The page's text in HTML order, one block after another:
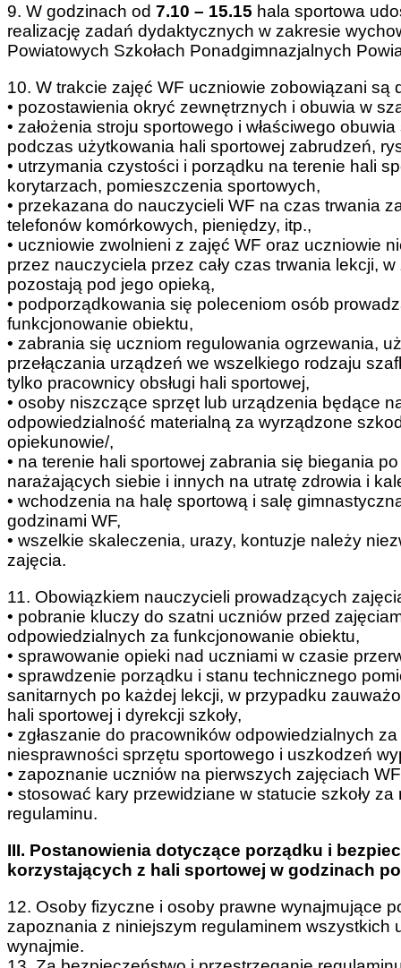
9. W godzinach od 7.10 – 15.15 hala sportowa
realizację zadań dydaktycznych w zakresie
Powiatowych Szkołach Ponadgimnazjalnych
10. W trakcie zajęć WF uczniowie zobowiązani
• pozostawienia okryć zewnętrznych i obuwia w
• założenia stroju sportowego i właściwego
podczas użytkowania hali sportowej zabrudzeń,
• utrzymania czystości i porządku na terenie hali
korytarzach, pomieszczenia sportowych,
• przekazana do nauczycieli WF na czas trwania
telefonów komórkowych, pieniędzy, itp.,
• uczniowie zwolnieni z zajęć WF oraz uczniowie
przez nauczyciela przez cały czas trwania lekcji,
pozostają pod jego opieką,
• podporządkowania się poleceniom osób
funkcjonowanie obiektu,
• zabrania się uczniom regulowania ogrzewania,
przełączania urządzeń we wszelkiego rodzaju
tylko pracownicy obsługi hali sportowej,
• osoby niszczące sprzęt lub urządzenia będące
odpowiedzialność materialną za wyrządzone
opiekunowie/,
• na terenie hali sportowej zabrania się biegania
narażających siebie i innych na utratę zdrowia i
• wchodzenia na halę sportową i salę
godzinami WF,
• wszelkie skaleczenia, urazy, kontuzje należy
zajęcia.
11. Obowiązkiem nauczycieli prowadzących
• pobranie kluczy do szatni uczniów przed
odpowiedzialnych za funkcjonowanie obiektu,
• sprawowanie opieki nad uczniami w czasie
• sprawdzenie porządku i stanu technicznego
sanitarnych po każdej lekcji, w przypadku
hali sportowej i dyrekcji szkoły,
• zgłaszanie do pracowników odpowiedzialnych
niesprawności sprzętu sportowego i uszkodzeń
• zapoznanie uczniów na pierwszych zajęciach
• stosować kary przewidziane w statucie szkoły
regulaminu.
III. Postanowienia dotyczące porządku i
korzystających z hali sportowej w godzinach
12. Osoby fizyczne i osoby prawne wynajmujące
zapoznania z niniejszym regulaminem wszystkich
wynajmie.